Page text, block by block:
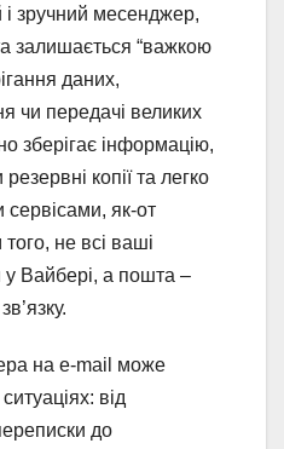
зручний месенджер,
залишається “важкою
даних,
чи передачі великих
зберігає інформацію,
копії та легко
сервісами, як-от
не всі ваші
у Вайбері, а пошта –
на e-mail може
від
до